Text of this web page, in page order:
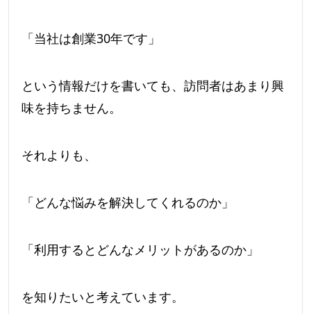
「当社は創業30年です」
という情報だけを書いても、訪問者はあまり興
味を持ちません。
それよりも、
「どんな悩みを解決してくれるのか」
「利用するとどんなメリットがあるのか」
を知りたいと考えています。